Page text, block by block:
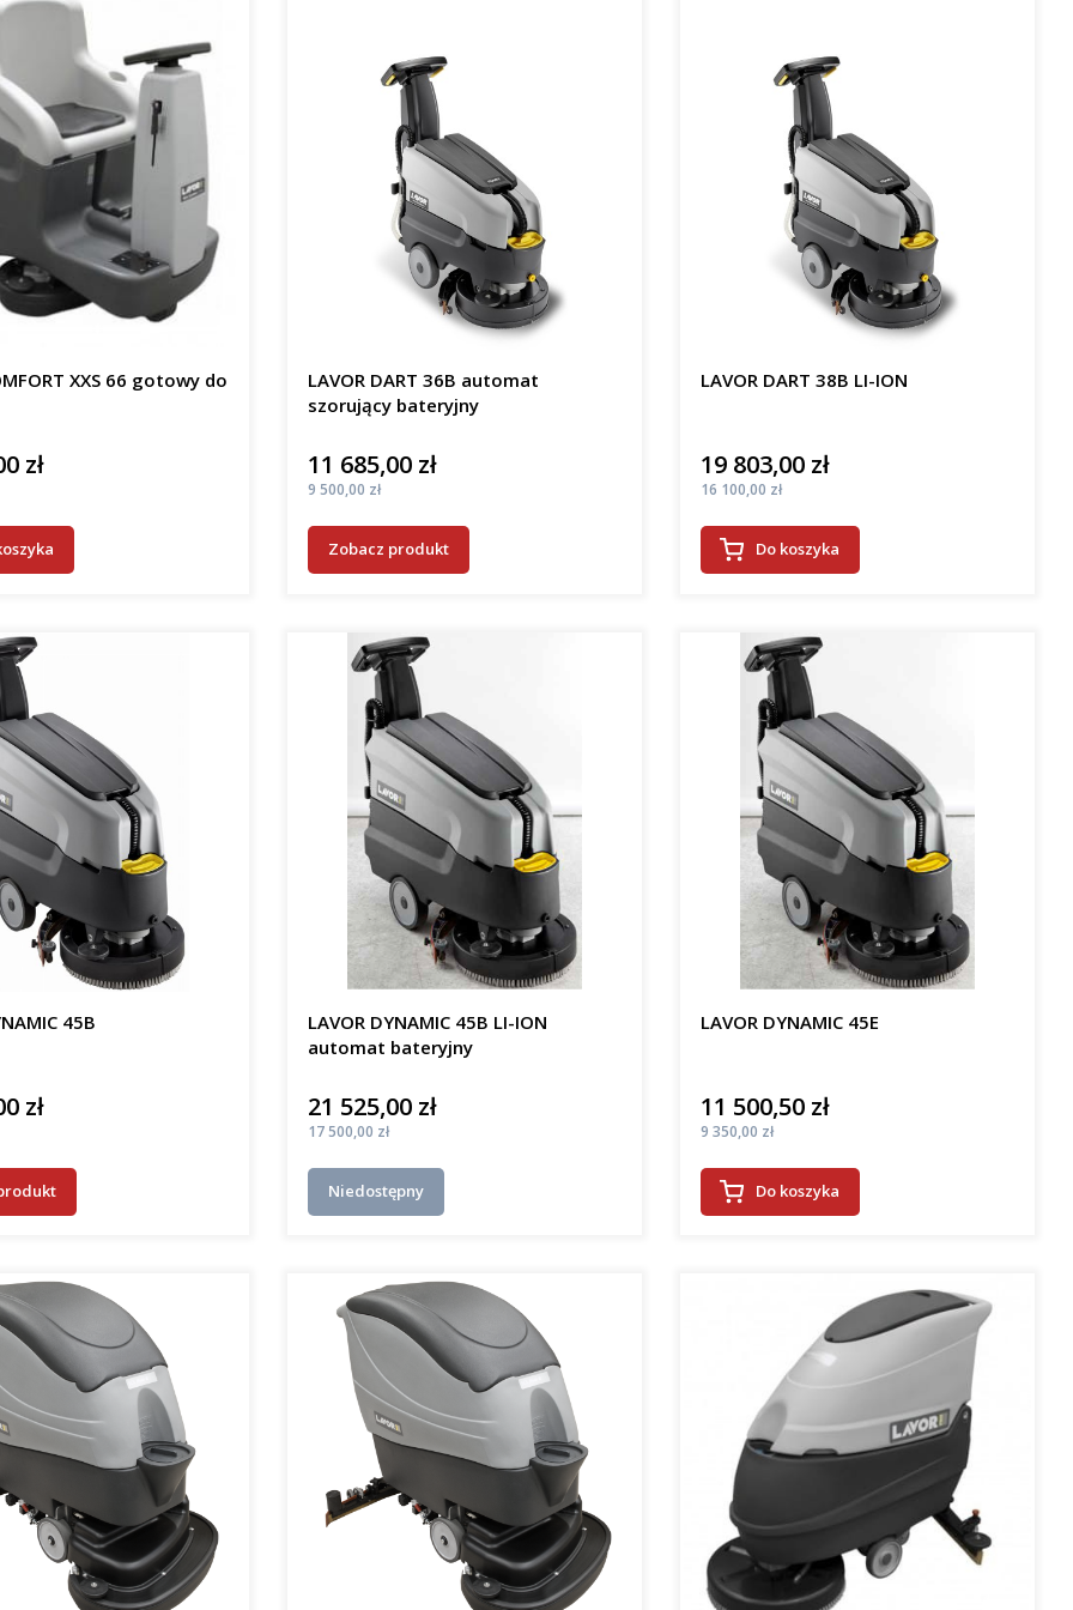
XXS 66 gotowy do
zł
LAVOR DART 36B automat
szorujący bateryjny
Cena
11 685,00 zł
Cena
9 500,00 zł
Zobacz produkt
LAVOR DART 38B LI-ION
Cena
19 803,00 zł
Cena
16 100,00 zł
Do koszyka
45B
zł
LAVOR DYNAMIC 45B LI-ION
automat bateryjny
Cena
21 525,00 zł
Cena
17 500,00 zł
Niedostępny
LAVOR DYNAMIC 45E
Cena
11 500,50 zł
Cena
9 350,00 zł
Do koszyka